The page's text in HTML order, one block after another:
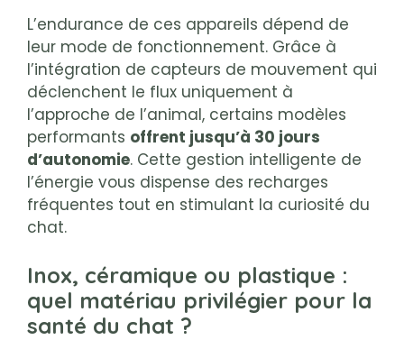
L’endurance de ces appareils dépend de
leur mode de fonctionnement. Grâce à
l’intégration de capteurs de mouvement qui
déclenchent le flux uniquement à
l’approche de l’animal, certains modèles
performants offrent jusqu’à 30 jours
d’autonomie. Cette gestion intelligente de
l’énergie vous dispense des recharges
fréquentes tout en stimulant la curiosité du
chat.
Inox, céramique ou plastique :
quel matériau privilégier pour la
santé du chat ?